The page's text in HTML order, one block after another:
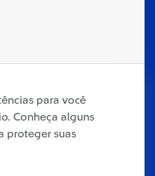
para você
Conheça alguns
proteger suas